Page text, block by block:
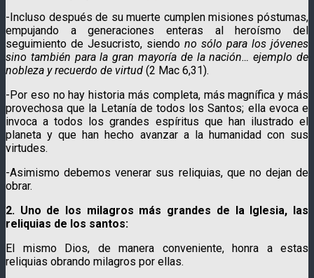
-Incluso después de su muerte cumplen misiones póstumas,
empujando a generaciones enteras al heroísmo del
seguimiento de Jesucristo, siendo no sólo para los jóvenes
sino también para la gran mayoría de la nación… ejemplo de
nobleza y recuerdo de virtud (2 Mac 6,31).
-Por eso no hay historia más completa, más magnífica y más
provechosa que la Letanía de todos los Santos; ella evoca e
invoca a todos los grandes espíritus que han ilustrado el
planeta y que han hecho avanzar a la humanidad con sus
virtudes.
-Asimismo debemos venerar sus reliquias, que no dejan de
obrar.
2. Uno de los milagros más grandes de la Iglesia, las
reliquias de los santos:
El mismo Dios, de manera conveniente, honra a estas
reliquias obrando milagros por ellas.